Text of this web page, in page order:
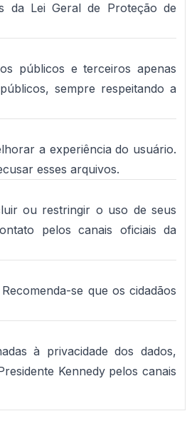
da Lei Geral de Proteção de
públicos e terceiros apenas
sempre respeitando a
a experiência do usuário.
esses arquivos.
ou restringir o uso de seus
pelos canais oficiais da
se que os cidadãos
à privacidade dos dados,
Kennedy pelos canais